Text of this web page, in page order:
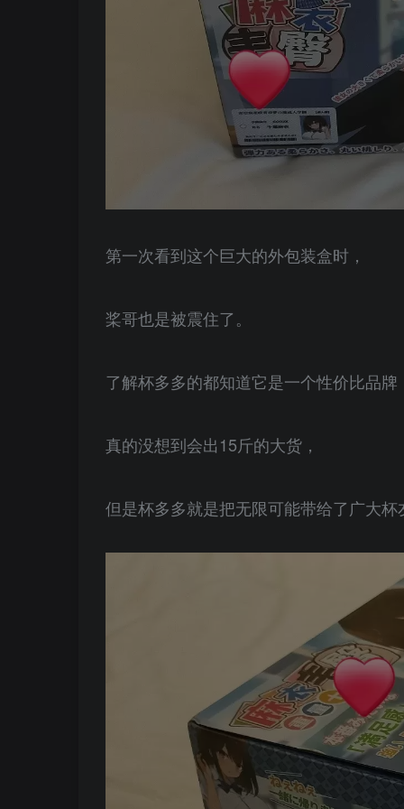
第一次看到这个巨大的外包装盒时，
桨哥也是被震住了。
了解杯多多的都知道它是一个性价比品牌
真的没想到会出15斤的大货，
但是杯多多就是把无限可能带给了广大杯